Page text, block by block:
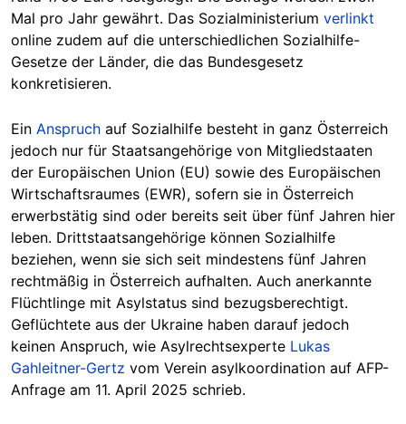
Mal pro Jahr gewährt. Das Sozialministerium verlinkt
online zudem auf die unterschiedlichen Sozialhilfe-
Gesetze der Länder, die das Bundesgesetz
konkretisieren.
Ein Anspruch auf Sozialhilfe besteht in ganz Österreich
jedoch nur für Staatsangehörige von Mitgliedstaaten
der Europäischen Union (EU) sowie des Europäischen
Wirtschaftsraumes (EWR), sofern sie in Österreich
erwerbstätig sind oder bereits seit über fünf Jahren hier
leben. Drittstaatsangehörige können Sozialhilfe
beziehen, wenn sie sich seit mindestens fünf Jahren
rechtmäßig in Österreich aufhalten. Auch anerkannte
Flüchtlinge mit Asylstatus sind bezugsberechtigt.
Geflüchtete aus der Ukraine haben darauf jedoch
keinen Anspruch, wie Asylrechtsexperte Lukas
Gahleitner-Gertz vom Verein asylkoordination auf AFP-
Anfrage am 11. April 2025 schrieb.